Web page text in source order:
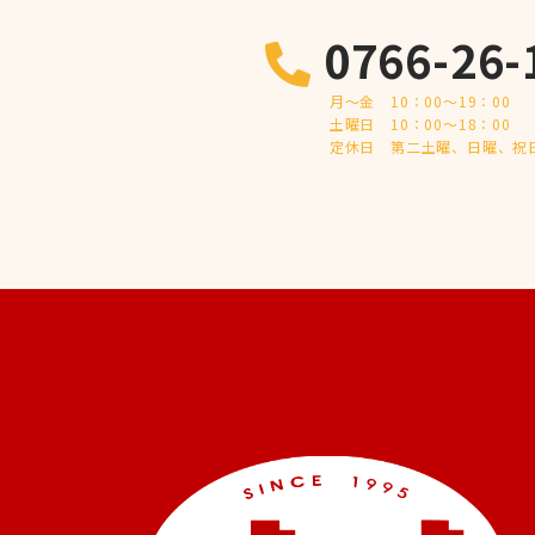
0766-
月～金 10：00～19：00
土曜日 10：00～18：00
定休日 第二土曜、日曜、祝